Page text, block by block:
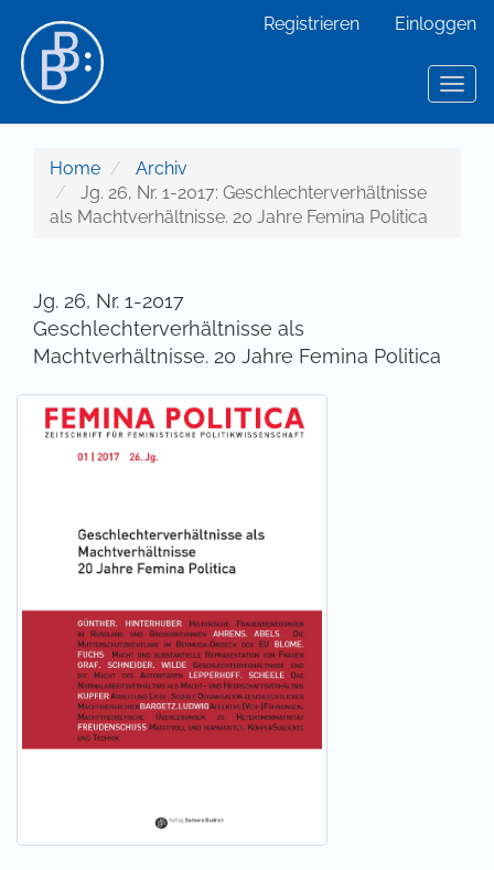
Hauptinhalt
Sidebar
Registrieren Einloggen
Home
Archiv
Jg. 26, Nr. 1-2017: Geschlechterverhältnisse
als Machtverhältnisse. 20 Jahre Femina Politica
Jg. 26, Nr. 1-2017
Geschlechterverhältnisse als
Machtverhältnisse. 20 Jahre Femina Politica